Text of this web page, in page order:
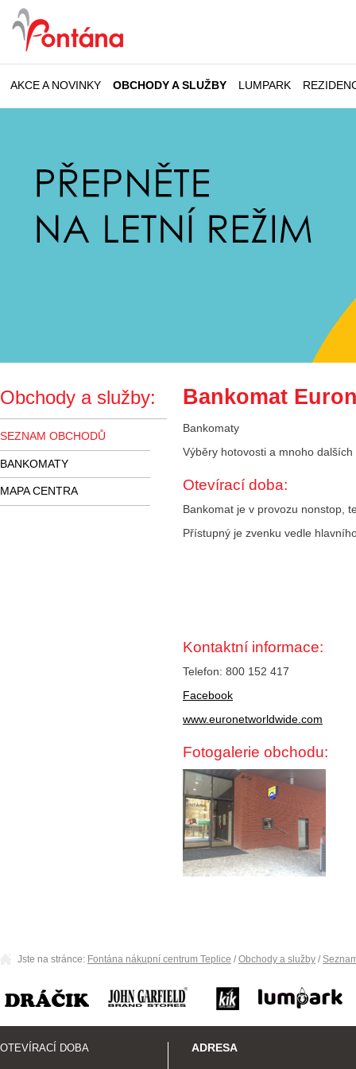
AKCE A NOVINKY OBCHODY A SLUŽBY LUMPARK
Obchody a služby:
SEZNAM OBCHODŮ
BANKOMATY
MAPA CENTRA
Bankomat
Bankomaty
Výběry hotovosti a mnoho dalších
Otevírací doba:
Bankomat je v provozu nonstop,
Přístupný je zvenku vedle
Kontaktní informace:
Telefon: 800 152 417
Facebook
www.euronetworldwide.com
Fotogalerie obchodu:
Jste na stránce: Fontána nákupní centrum Teplice /Obchody a služby /
OTEVÍRACÍ DOBA ADRESA